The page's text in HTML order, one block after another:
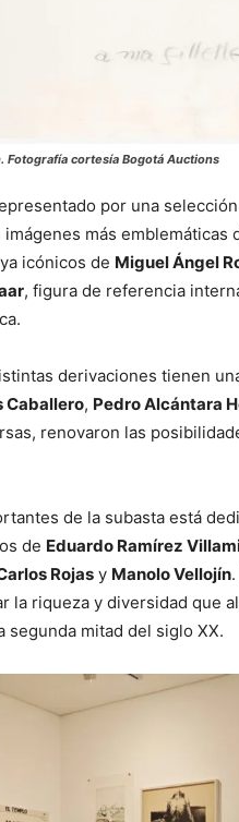
cortesía Bogotá Auctions
por una
imágenes más
icónicos de Miguel Ángel
, figura de referencia
derivaciones tienen
Caballero, Pedro Alcántara
renovaron las
de la subasta está
de Eduardo Ramírez
Rojas y Manolo Vellojín
la riqueza y diversidad que
segunda mitad del siglo XX.